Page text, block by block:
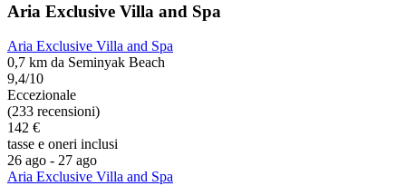
Aria Exclusive Villa and Spa
Aria Exclusive Villa and Spa
0,7 km da Seminyak Beach
9,4/10
Eccezionale
(233 recensioni)
142 €
tasse e oneri inclusi
26 ago - 27 ago
Aria Exclusive Villa and Spa